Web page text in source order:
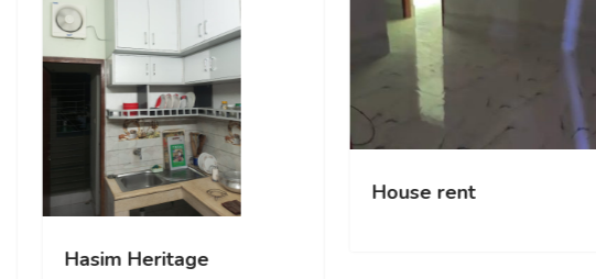
Brand New 3352.sqft